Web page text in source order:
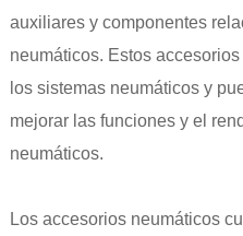
auxiliares y componentes
neumáticos. Estos
los sistemas neumáticos y
mejorar las funciones y el
neumáticos.
Los accesorios neumáticos